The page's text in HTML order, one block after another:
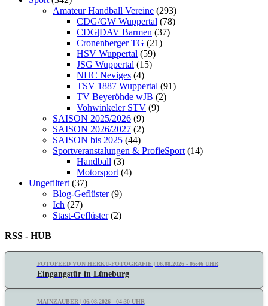
Amateur Handball Vereine (293)
CDG/GW Wuppertal (78)
CDG|DAV Barmen (37)
Cronenberger TG (21)
HSV Wuppertal (59)
JSG Wuppertal (15)
NHC Neviges (4)
TSV 1887 Wuppertal (91)
TV Beyeröhde wJB (2)
Vohwinkeler STV (9)
SAISON 2025/2026 (9)
SAISON 2026/2027 (2)
SAISON bis 2025 (44)
Sportveranstalungen & ProfieSport (14)
Handball (3)
Motorsport (4)
Ungefiltert (37)
Blog-Geflüster(9)
Ich (27)
Stast-Geflüster(2)
RSS - HUB
FOTOFEED VON HERKU-FOTOGRAFIE | 06.08.2026 - 05:46 UHR
Eingangstür in Lüneburg
MAINZAUBER | 06.08.2026 - 04:30 UHR